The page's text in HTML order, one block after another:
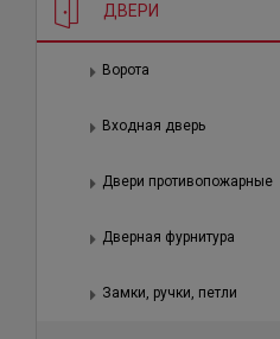
ДВЕРИ
Ворота
Входная дверь
Двери противопожарные
Дверная фурнитура
Замки, ручки, петли